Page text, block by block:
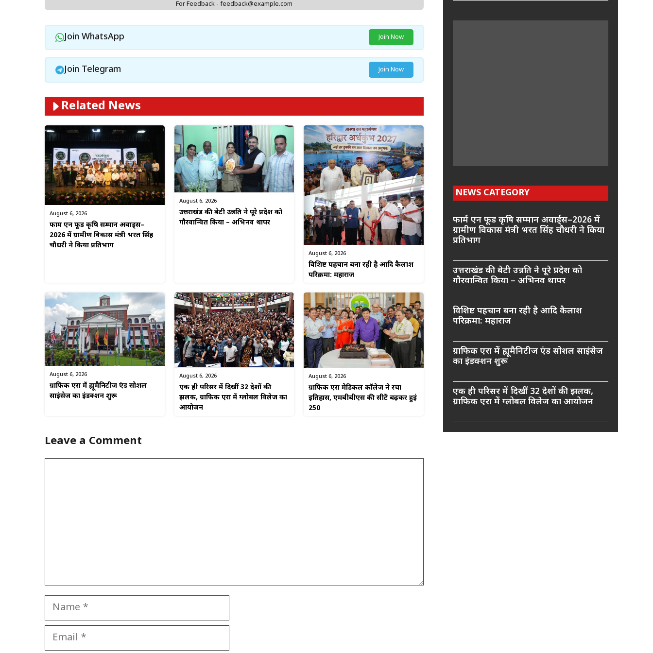
For Feedback - feedback@example.com
Join WhatsApp Join Now
Join Telegram Join Now
Related News
August 6, 2026
फार्म एन फूड कृषि सम्मान अवार्ड्स–
2026 में ग्रामीण विकास मंत्री भरत सिंह
चौधरी ने किया प्रतिभाग
August 6, 2026
उत्तराखंड की बेटी उन्नति ने पूरे प्रदेश को
गौरवान्वित किया – अभिनव थापर
August 6, 2026
विशिष्ट पहचान बना रही है आदि कैलाश
परिक्रमा: महाराज
August 6, 2026
ग्राफिक एरा में ह्यूमैनिटीज एंड सोशल
साइंसेज का इंडक्शन शुरू
August 6, 2026
एक ही परिसर में दिखीं 32 देशों की
झलक, ग्राफिक एरा में ग्लोबल विलेज का
आयोजन
August 6, 2026
ग्राफिक एरा मेडिकल कॉलेज ने रचा
इतिहास, एमबीबीएस की सीटें बढ़कर हुईं
250
Leave a Comment
Name
Email
NEWS CATEGORY
फार्म एन फूड कृषि सम्मान अवार्ड्स–2026 में
ग्रामीण विकास मंत्री भरत सिंह चौधरी ने किया
प्रतिभाग
उत्तराखंड की बेटी उन्नति ने पूरे प्रदेश को
गौरवान्वित किया – अभिनव थापर
विशिष्ट पहचान बना रही है आदि कैलाश
परिक्रमा: महाराज
ग्राफिक एरा में ह्यूमैनिटीज एंड सोशल साइंसेज
का इंडक्शन शुरू
एक ही परिसर में दिखीं 32 देशों की झलक,
ग्राफिक एरा में ग्लोबल विलेज का आयोजन